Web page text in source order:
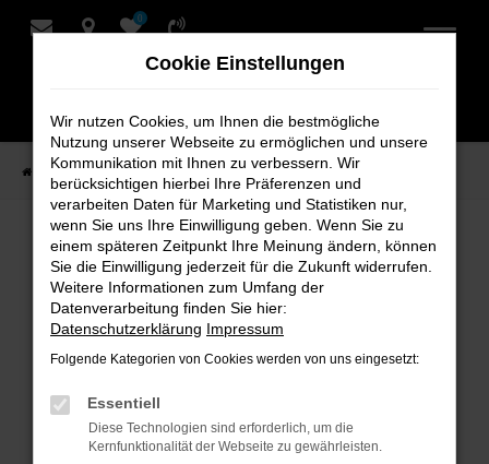
Zum
0
Startseite Verkauf Fahrzeug-Showroom
Fahrzeug-Showroom
Beim Laden ist ein Fehler aufgetreten.
Hier sind ein paar Tipps, die dir helfen können:
Cookie Einstellungen
Wir nutzen Cookies, um Ihnen die bestmögliche
Nutzung unserer Webseite zu ermöglichen und unsere
Kommunikation mit Ihnen zu verbessern. Wir
berücksichtigen hierbei Ihre Präferenzen und
verarbeiten Daten für Marketing und Statistiken nur,
wenn Sie uns Ihre Einwilligung geben. Wenn Sie zu
einem späteren Zeitpunkt Ihre Meinung ändern, können
Sie die Einwilligung jederzeit für die Zukunft widerrufen.
Weitere Informationen zum Umfang der
Datenverarbeitung finden Sie hier:
Datenschutzerklärung Impressum
Folgende Kategorien von Cookies werden von uns eingesetzt:
Essentiell
Diese Technologien sind erforderlich, um die
Kernfunktionalität der Webseite zu gewährleisten.